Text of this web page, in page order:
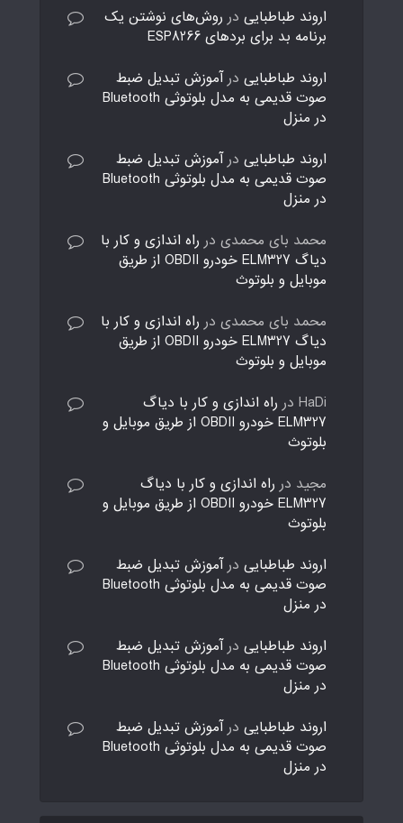
اروند طباطبایی در روش‌های نوشتن یک
برنامه بد برای بردهای ESP8266
اروند طباطبایی درآموزش تبدیل ضبط
صوت قدیمی به مدل بلوتوثی Bluetooth
در منزل
اروند طباطبایی درآموزش تبدیل ضبط
صوت قدیمی به مدل بلوتوثی Bluetooth
در منزل
محمد بای محمدی در راه اندازی و کار با
دیاگ ELM327 خودرو OBDII از طریق
موبایل و بلوتوث
محمد بای محمدی در راه اندازی و کار با
دیاگ ELM327 خودرو OBDII از طریق
موبایل و بلوتوث
HaDi در راه اندازی و کار با دیاگ
ELM327 خودرو OBDII از طریق موبایل و
بلوتوث
مجید در راه اندازی و کار با دیاگ
ELM327 خودرو OBDII از طریق موبایل و
بلوتوث
اروند طباطبایی درآموزش تبدیل ضبط
صوت قدیمی به مدل بلوتوثی Bluetooth
در منزل
اروند طباطبایی درآموزش تبدیل ضبط
صوت قدیمی به مدل بلوتوثی Bluetooth
در منزل
اروند طباطبایی درآموزش تبدیل ضبط
صوت قدیمی به مدل بلوتوثی Bluetooth
در منزل